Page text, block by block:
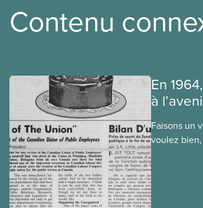
Contenu
En
à
Faisons un
voulez